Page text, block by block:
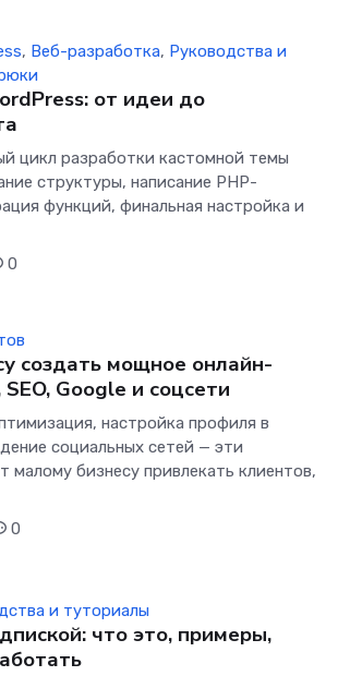
, Веб-разработка, Руководства и
от идеи до
цикл разработки кастомной темы
структуры, написание PHP-
функций, финальная настройка и
0
создать мощное онлайн-
Google и соцсети
настройка профиля в
социальных сетей — эти
малому бизнесу привлекать клиентов,
0
и туториалы
что это, примеры,